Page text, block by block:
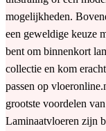
mogelijkheden.
een geweldige keuze
bent om binnenkort
collectie en kom
passen op
grootste voordelen
Laminaatvloeren zijn